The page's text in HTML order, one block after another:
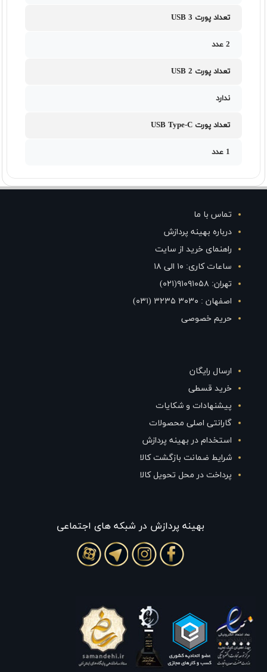
تعداد پورت USB 3
2 عدد
تعداد پورت USB 2
ندارد
تعداد پورت USB Type-C
1 عدد
تماس با ما
درباره بهینه پردازش
راهنمای خرید از سایت
ساعات کاری: ۱۰ الی ۱۸
تهران: ۹۱۰۹۱۰۵۸(۰۲۱)
اصفهان : ۳۰۳۰ ۳۲۳۵ (۰۳۱)
حریم خصوصی
ارسال رایگان
خرید قسطی
پیشنهادات و شکایات
گارانتی اصلی محصولات
استخدام در بهینه پردازش
شرایط ضمانت بازگشت کالا
پرداخت در محل تحویل کالا
بهينه پردازش در شبکه های اجتماعی